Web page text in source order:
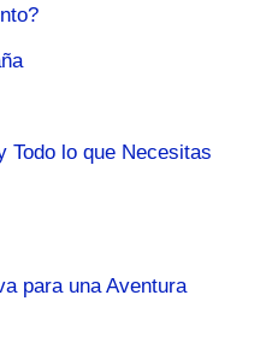
Todo lo que Necesitas
para una Aventura